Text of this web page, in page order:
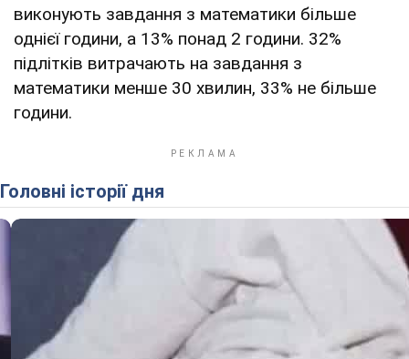
виконують завдання з математики більше
однієї години, а 13% понад 2 години. 32%
підлітків витрачають на завдання з
математики менше 30 хвилин, 33% не більше
години.
Головні історії дня